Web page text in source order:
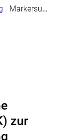
Markersubstanzen für polyzyklische aromatische Kohlenwasserstoffe (PAK) zur Lebensmittelüberwachung
zur